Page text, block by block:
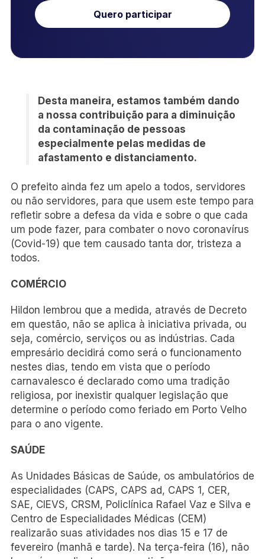
Quero participar
Desta maneira, estamos também dando
a nossa contribuição para a diminuição
da contaminação de pessoas
especialmente pelas medidas de
afastamento e distanciamento.
O prefeito ainda fez um apelo a todos, servidores
ou não servidores, para que usem este tempo para
refletir sobre a defesa da vida e sobre o que cada
um pode fazer, para combater o novo coronavírus
(Covid-19) que tem causado tanta dor, tristeza a
todos.
COMÉRCIO
Hildon lembrou que a medida, através de Decreto
em questão, não se aplica à iniciativa privada, ou
seja, comércio, serviços ou as indústrias. Cada
empresário decidirá como será o funcionamento
nestes dias, tendo em vista que o período
carnavalesco é declarado como uma tradição
religiosa, por inexistir qualquer legislação que
determine o período como feriado em Porto Velho
para o ano vigente.
SAÚDE
As Unidades Básicas de Saúde, os ambulatórios de
especialidades (CAPS, CAPS ad, CAPS 1, CER,
SAE, CIEVS, CRSM, Policlínica Rafael Vaz e Silva e
Centro de Especialidades Médicas (CEM)
realizarão suas atividades nos dias 15 e 17 de
fevereiro (manhã e tarde). Na terça-feira (16), não